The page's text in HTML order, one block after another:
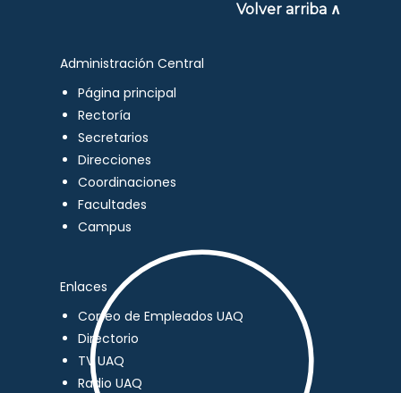
Volver arriba ∧
Administración Central
Página principal
Rectoría
Secretarios
Direcciones
Coordinaciones
Facultades
Campus
Enlaces
Correo de Empleados UAQ
Directorio
TV UAQ
Radio UAQ